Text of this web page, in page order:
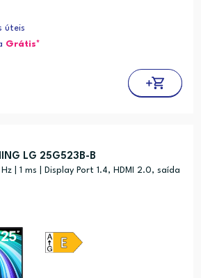
úteis
Grátis*
LG 25G523B-B
| 1 ms | Display Port 1.4, HDMI 2.0, saída